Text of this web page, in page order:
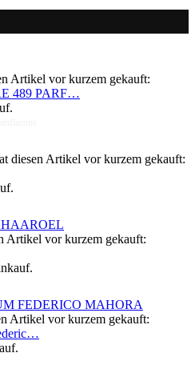
Artikel vor kurzem gekauft:
489 PARF…
diesen Artikel vor kurzem gekauft:
Artikel vor kurzem gekauft:
Artikel vor kurzem gekauft: